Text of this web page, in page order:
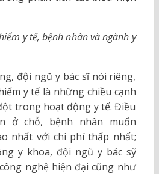
y tế, bệnh nhân và ngành y
đội ngũ y bác sĩ nói riêng,
y tế là những chiều cạnh
trong hoạt động y tế. Điều
ở chỗ, bệnh nhân muốn
nhất với chi phí thấp nhất;
y khoa, đội ngũ y bác sỹ
nghệ hiện đại cũng như